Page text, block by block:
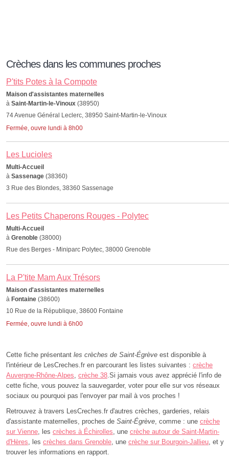
Crèches dans les communes proches
P'tits Potes à la Compote
Maison d'assistantes maternelles
à Saint-Martin-le-Vinoux (38950)
74 Avenue Général Leclerc, 38950 Saint-Martin-le-Vinoux
Fermée, ouvre lundi à 8h00
Les Lucioles
Multi-Accueil
à Sassenage (38360)
3 Rue des Blondes, 38360 Sassenage
Les Petits Chaperons Rouges - Polytec
Multi-Accueil
à Grenoble (38000)
Rue des Berges - Miniparc Polytec, 38000 Grenoble
La P'tite Mam Aux Trésors
Maison d'assistantes maternelles
à Fontaine (38600)
10 Rue de la République, 38600 Fontaine
Fermée, ouvre lundi à 6h00
Cette fiche présentant les crèches de Saint-Égrève est disponible à
l'intérieur de LesCreches.fr en parcourant les listes suivantes : crèche
Auvergne-Rhône-Alpes, crèche 38.Si jamais vous avez apprécié l'info de
cette fiche, vous pouvez la sauvegarder, voter pour elle sur vos réseaux
sociaux ou pourquoi pas l'envoyer par mail à vos proches !
Retrouvez à travers LesCreches.fr d'autres crèches, garderies, relais
d'assistante maternelles, proches de Saint-Égrève, comme : une crèche
sur Vienne, les crèches à Échirolles, une crèche autour de Saint-Martin-
d'Hères, les crèches dans Grenoble, une crèche sur Bourgoin-Jallieu, et y
trouver les informations en rapport.